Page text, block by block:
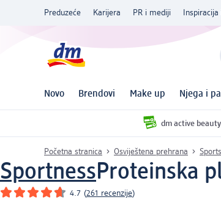
Preduzeće Karijera PR i mediji
Novo Brendovi Make up Njega i
dm active
Početna stranica Osviještena prehrana
SportnessProteinska
4.7 (261 recenzije)